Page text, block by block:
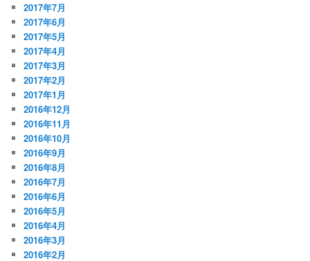
2017年7月
2017年6月
2017年5月
2017年4月
2017年3月
2017年2月
2017年1月
2016年12月
2016年11月
2016年10月
2016年9月
2016年8月
2016年7月
2016年6月
2016年5月
2016年4月
2016年3月
2016年2月